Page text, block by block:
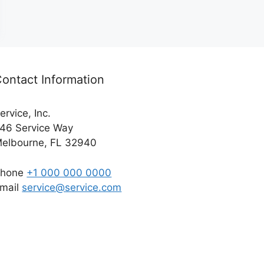
Information
Inc.
Service Way
FL 32940
+1 000 000 0000
service@service.com